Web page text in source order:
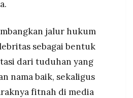
jalur hukum
sebagai bentuk
dari tuduhan yang
nama baik, sekaligus
fitnah di media